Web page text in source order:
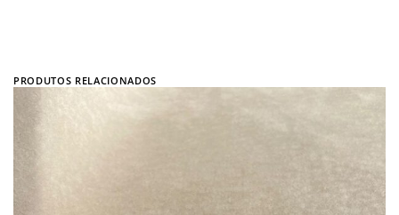
PRODUTOS RELACIONADOS